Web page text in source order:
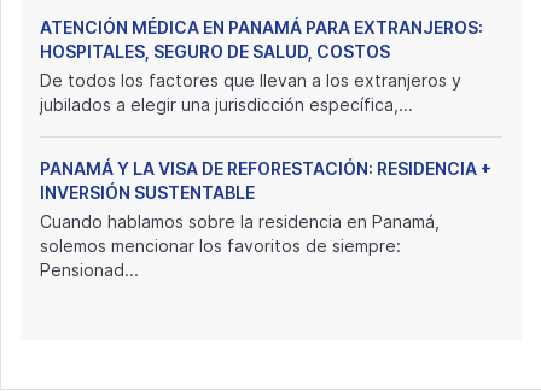
ATENCIÓN MÉDICA EN PANAMÁ PARA EXTRANJEROS:
HOSPITALES, SEGURO DE SALUD, COSTOS
De todos los factores que llevan a los extranjeros y
jubilados a elegir una jurisdicción específica,...
PANAMÁ Y LA VISA DE REFORESTACIÓN: RESIDENCIA +
INVERSIÓN SUSTENTABLE
Cuando hablamos sobre la residencia en Panamá,
solemos mencionar los favoritos de siempre:
Pensionad...